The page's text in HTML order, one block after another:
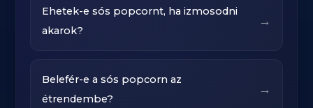
Ehetek-e sós popcornt, ha izmosodni
akarok?
→
Belefér-e a sós popcorn az
étrendembe?
→